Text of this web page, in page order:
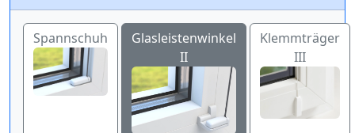
Spannschuh
Glasleistenwinkel
II
Klemmträger
III